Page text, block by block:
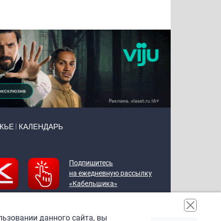
КАЛЕНДАРЬ
Подпишитесь
на ежедневную рассылку
«Кабельщика»
данного сайта, вы